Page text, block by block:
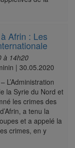
Afrin : Les
à 14h20
| 30.05.2020
L’Administration
la Syrie du Nord et
les crimes des
a tenu la
et a appelé la
crimes, en y